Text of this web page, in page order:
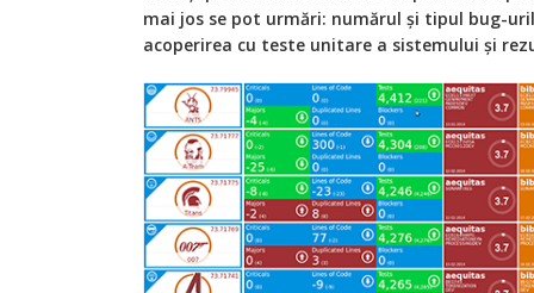
mai jos se pot urmări: numărul și tipul bug-
acoperirea cu teste unitare a sistemului și